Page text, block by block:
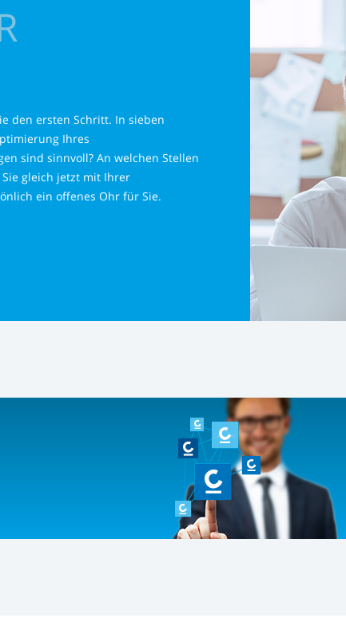
den ersten Schritt. In sieben
Ihres
sind sinnvoll? An welchen Stellen
gleich jetzt mit Ihrer
ein offenes Ohr für Sie.